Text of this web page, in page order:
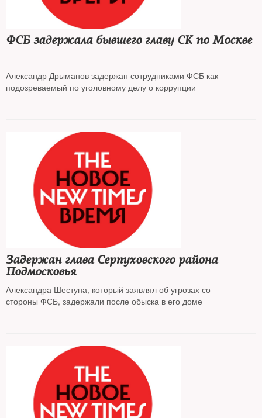
ФСБ задержала бывшего главу СК по Москве
Александр Дрыманов задержан сотрудниками ФСБ как
подозреваемый по уголовному делу о коррупции
Задержан глава Серпуховского района
Подмосковья
Александра Шестуна, который заявлял об угрозах со
стороны ФСБ, задержали после обыска в его доме